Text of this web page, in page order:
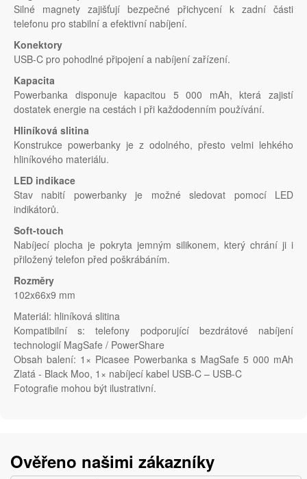
Silné magnety zajišťují bezpečné přichycení k zadní části
telefonu pro stabilní a efektivní nabíjení.
Konektory
USB-C pro pohodlné připojení a nabíjení zařízení.
Kapacita
Powerbanka disponuje kapacitou 5 000 mAh, která zajistí
dostatek energie na cestách i při každodenním používání.
Hliníková slitina
Konstrukce powerbanky je z odolného, přesto velmi lehkého
hliníkového materiálu.
LED indikace
Stav nabití powerbanky je možné sledovat pomocí LED
indikátorů.
Soft-touch
Nabíjecí plocha je pokryta jemným silikonem, který chrání ji i
přiložený telefon před poškrábáním.
Rozměry
102x66x9 mm
Materiál: hliníková slitina
Kompatibilní s: telefony podporující bezdrátové nabíjení
technologií MagSafe / PowerShare
Obsah balení: 1× Picasee Powerbanka s MagSafe 5 000 mAh
Zlatá - Black Moo, 1× nabíjecí kabel USB-C – USB-C
Fotografie mohou být ilustrativní.
Ověřeno našimi zákazníky